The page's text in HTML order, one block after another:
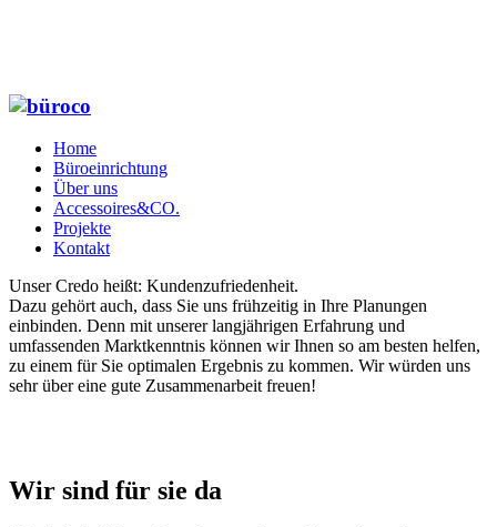
Home
Büroeinrichtung
Über uns
Accessoires&CO.
Projekte
Kontakt
Unser Credo heißt: Kundenzufriedenheit.
Dazu gehört auch, dass Sie uns frühzeitig in Ihre Planungen
einbinden. Denn mit unserer langjährigen Erfahrung und
umfassenden Marktkenntnis können wir Ihnen so am besten helfen,
zu einem für Sie optimalen Ergebnis zu kommen. Wir würden uns
sehr über eine gute Zusammenarbeit freuen!
Wir sind für sie da